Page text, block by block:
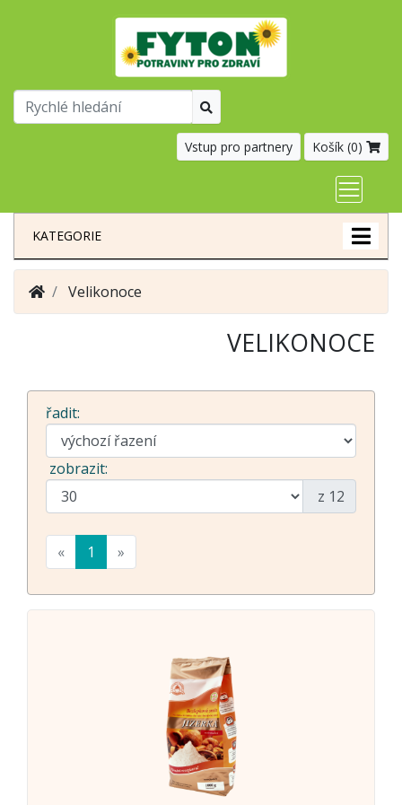
Vstup pro partnery Košík (0)
KATEGORIE
Velikonoce
VELIKONOCE
řadit:
zobrazit:
z 12
« 1 »